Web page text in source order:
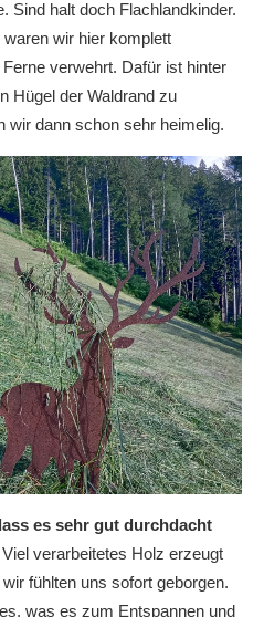
Sind halt doch Flachlandkinder.
wir hier komplett
verwehrt. Dafür ist hinter
Hügel der Waldrand zu
wir dann schon sehr heimelig.
es sehr gut durchdacht
Viel verarbeitetes Holz erzeugt
fühlten uns sofort geborgen.
was es zum Entspannen und